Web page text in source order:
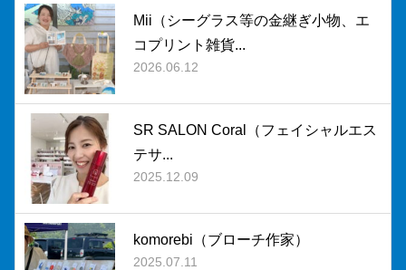
Mii（シーグラス等の金継ぎ小物、エ
コプリント雑貨...
2026.06.12
SR SALON Coral（フェイシャルエス
テサ...
2025.12.09
komorebi（ブローチ作家）
2025.07.11